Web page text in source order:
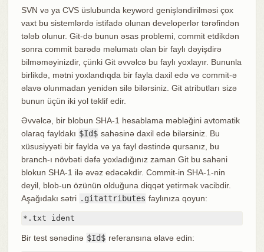
SVN və ya CVS üslubunda keyword genişləndirilməsi çox
vaxt bu sistemlərdə istifadə olunan developerlər tərəfindən
tələb olunur. Git-də bunun əsas problemi, commit etdikdən
sonra commit barədə məlumatı olan bir faylı dəyişdirə
bilməməyinizdir, çünki Git əvvəlcə bu faylı yoxlayır. Bununla
birlikdə, mətni yoxlandıqda bir fayla daxil edə və commit-ə
əlavə olunmadan yenidən silə bilərsiniz. Git atributları sizə
bunun üçün iki yol təklif edir.
Əvvəlcə, bir blobun SHA-1 hesablama məbləğini avtomatik
olaraq fayldakı $Id$ sahəsinə daxil edə bilərsiniz. Bu
xüsusiyyəti bir faylda və ya fayl dəstində qursanız, bu
branch-ı növbəti dəfə yoxladığınız zaman Git bu sahəni
blokun SHA-1 ilə əvəz edəcəkdir. Commit-in SHA-1-nin
deyil, blob-un özünün olduğuna diqqət yetirmək vacibdir.
Aşağıdakı sətri .gitattributes faylınıza qoyun:
*.txt ident
Bir test sənədinə $Id$ referansına əlavə edin: